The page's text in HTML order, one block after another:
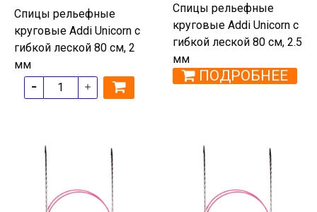
Спицы рельефные
круговые Addi Unicorn с
гибкой леской 80 см, 2
мм
Спицы рельефные
круговые Addi Unicorn с
гибкой леской 80 см, 2.5
мм
ПОДРОБНЕЕ